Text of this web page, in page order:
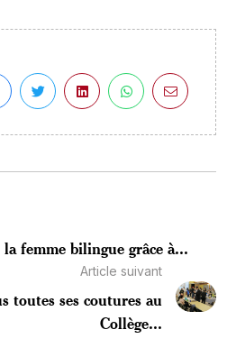
femme bilingue grâce à...
Article suivant
toutes ses coutures au
Collège...